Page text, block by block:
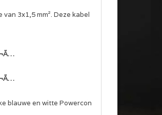
3x1,5 mm². Deze kabel
blauwe en witte Powercon